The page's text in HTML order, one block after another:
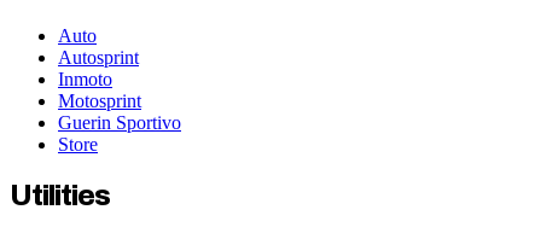
Auto
Autosprint
Inmoto
Motosprint
Guerin Sportivo
Store
Utilities